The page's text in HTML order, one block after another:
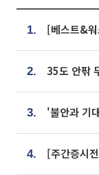
1.
2.
3.
4.